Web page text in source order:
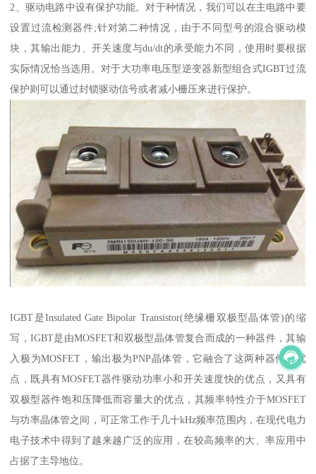
2、驱动电路中设有保护功能。对于种情况，我们可以在主电路中要
设置过流检测器件;针对第二种情况，由于不同型号的混合驱动模
块，其输出能力、开关速度与du/dt的承受能力不同，使用时要根据
实际情况恰当选用。对于大功率电压型逆变器新型组合式IGBT过流
保护则可以通过封锁驱动信号或者减小栅压来进行保护。
IGBT是Insulated Gate Bipolar Transistor(绝缘栅双极型晶体管)的缩
写，IGBT是由MOSFET和双极型晶体管复合而成的一种器件，其输
入极为MOSFET，输出极为PNP晶体管，它融合了这两种器件的优
点，既具有MOSFET器件驱动功率小和开关速度快的优点，又具有
双极型器件饱和压降低而容量大的优点，其频率特性介于MOSFET
与功率晶体管之间，可正常工作于几十kHz频率范围内，在现代电力
电子技术中得到了越来越广泛的应用，在较高频率的大、率应用中
占据了主导地位。